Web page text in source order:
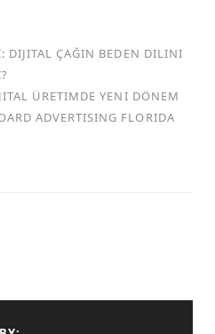
DIJITAL ÇAĞIN BEDEN DILINI
ÜRETIMDE YENI DÖNEM
ADVERTISING FLORIDA